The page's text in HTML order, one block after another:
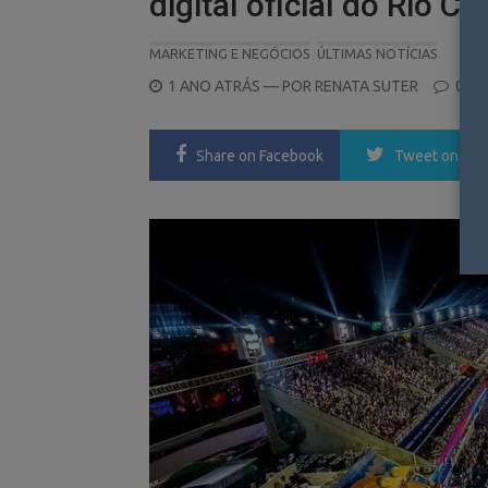
MARKETING E NEGÓCIOS ÚLTIMAS NOTÍCIAS
POSTED
1 ANO ATRÁS — POR RENATA SUTER 0
Share on Facebook Tweet on